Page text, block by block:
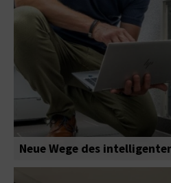
Neue Wege des